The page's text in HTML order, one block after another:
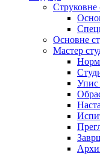
Струковне
Основне
Мастер
Упис